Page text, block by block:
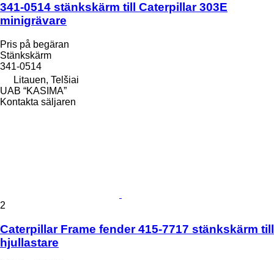
341-0514 stänkskärm till Caterpillar 303E
minigrävare
Pris på begäran
Stänkskärm
341-0514
Litauen, Telšiai
UAB “KASIMA”
Kontakta säljaren
2
Caterpillar Frame fender 415-7717 stänkskärm till
hjullastare